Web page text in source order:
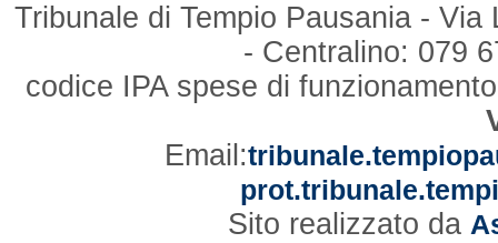
Tribunale di Tempio Pausania -
- Centralino: 079
codice IPA spese di
Email:
Sito realizzato da